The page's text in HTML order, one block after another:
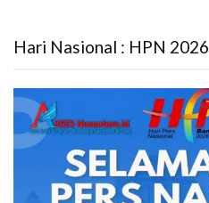
Hari Nasional : HPN 2026